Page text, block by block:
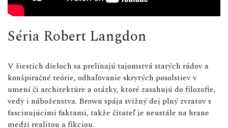
Séria Robert Langdon
V šiestich dieloch sa prelínajú tajomstvá starých rádov a
konšpiračné teórie, odhaľovanie skrytých posolstiev v
umení či architektúre a otázky, ktoré zasahujú do filozofie,
vedy i náboženstva. Brown spája svižný dej plný zvratov s
fascinujúcimi faktami, takže čitateľ je neustále na hrane
medzi realitou a fikciou.